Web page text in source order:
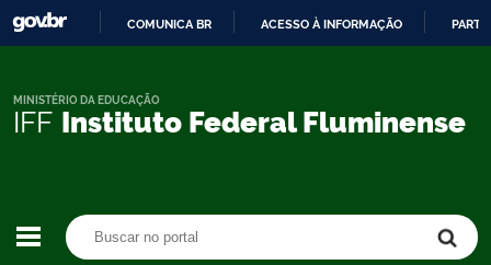
CONTEÚDO
COMUNICA BR ACESSO À INFORMAÇÃO
IFF Instituto Federal Fluminense
MINISTÉRIO DA EDUCAÇÃO